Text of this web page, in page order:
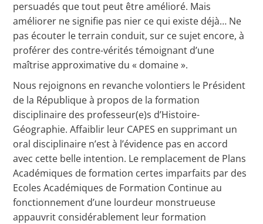
persuadés que tout peut être amélioré. Mais
améliorer ne signifie pas nier ce qui existe déjà… Ne
pas écouter le terrain conduit, sur ce sujet encore, à
proférer des contre-vérités témoignant d’une
maîtrise approximative du « domaine ».
Nous rejoignons en revanche volontiers le Président
de la République à propos de la formation
disciplinaire des professeur(e)s d’Histoire-
Géographie. Affaiblir leur CAPES en supprimant un
oral disciplinaire n’est à l’évidence pas en accord
avec cette belle intention. Le remplacement de Plans
Académiques de formation certes imparfaits par des
Ecoles Académiques de Formation Continue au
fonctionnement d’une lourdeur monstrueuse
appauvrit considérablement leur formation